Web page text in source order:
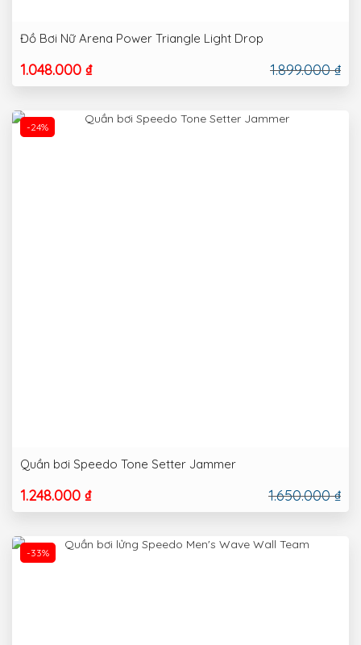
Đồ Bơi Nữ Arena Power Triangle Light Drop
1.048.000 ₫ 1.899.000 ₫
-24%
Quần bơi Speedo Tone Setter Jammer
1.248.000 ₫ 1.650.000 ₫
-33%